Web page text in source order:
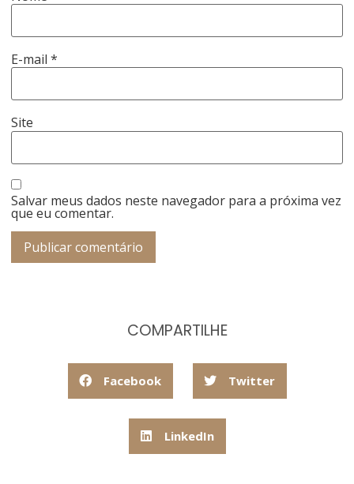
E-mail*
Site
Salvar meus dados neste navegador para a próxima vez
que eu comentar.
COMPARTILHE
Facebook Twitter
LinkedIn